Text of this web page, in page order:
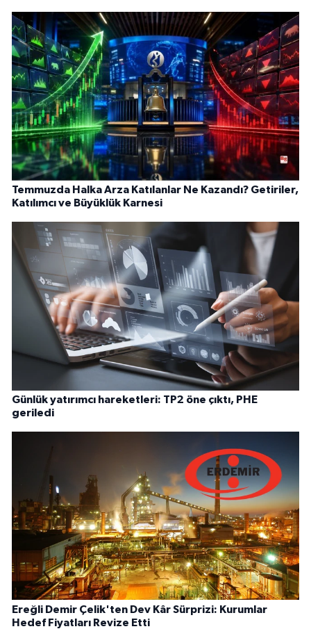
Temmuzda Halka Arza Katılanlar Ne Kazandı? Getiriler,
Katılımcı ve Büyüklük Karnesi
Günlük yatırımcı hareketleri: TP2 öne çıktı, PHE
geriledi
Ereğli Demir Çelik'ten Dev Kâr Sürprizi: Kurumlar
Hedef Fiyatları Revize Etti